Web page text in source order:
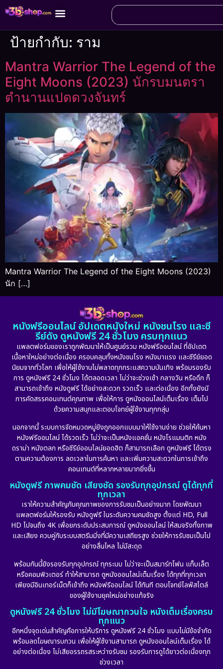
ป้ายกำกับ: ราม
Mantra Warrior The Legend of the
Eight Moons (2023) นักรบมนตรา
ตำนานแปดดวงจันทร์
Mantra Warrior The Legend of the Eight Moons (2023)
นัก […]
หนังฟรีออนไลน์ อัปเดตหนังใหม่ หนังชนโรง และซี
รีย์ดัง ดูหนังฟรี 24 ชั่วโมง ครบทุกแนว
แพลตฟอร์มของเราถูกพัฒนาให้เป็นศูนย์รวม หนังฟรีออนไลน์ ที่อัปเดต
เนื้อหาใหม่อย่างต่อเนื่อง ครอบคลุมทั้งหนังชนโรง หนังมาแรง และซีรีย์ยอด
นิยมจากทั่วโลก เพื่อให้ผู้ใช้งานไม่พลาดทุกกระแสความบันเทิง พร้อมรองรับ
การ ดูหนังฟรี 24 ชั่วโมง ได้ตลอดเวลา ไม่ว่าจะช่วงเช้า กลางวัน หรือดึก ก็
สามารถเข้าถึง หนังดูฟรี ได้อย่างสะดวก รวดเร็ว และต่อเนื่อง อีกทั้งยังมี
การคัดสรรคอนเทนต์คุณภาพ เพื่อให้การ ดูหนังออนไลน์เต็มเรื่อง เต็มไป
ด้วยความสนุกและตอบโจทย์ผู้ใช้งานทุกกลุ่ม
นอกจากนี้ ระบบการจัดหมวดหมู่ยังถูกออกแบบมาให้ใช้งานง่าย ช่วยให้ค้นหา
หนังฟรีออนไลน์ ได้รวดเร็ว ไม่ว่าจะเป็นหนังแอคชั่น หนังโรแมนติก หนัง
ดราม่า หนังตลก หรือซีรีย์ออนไลน์ยอดฮิต ก็สามารถเลือก ดูหนังฟรี ได้ตรง
ตามความต้องการ ลดเวลาในการค้นหา และเพิ่มความสะดวกในการเข้าถึง
คอนเทนต์ที่หลากหลายมากยิ่งขึ้น
หนังดูฟรี ภาพคมชัด เสียงชัด รองรับทุกอุปกรณ์ ดูได้ทุกที่
ทุกเวลา
เราให้ความสำคัญกับคุณภาพของการรับชมเป็นอย่างมาก โดยพัฒนา
แพลตฟอร์มให้รองรับ หนังดูฟรี ในระดับความคมชัดสูง ตั้งแต่ HD, Full
HD ไปจนถึง 4K เพื่อยกระดับประสบการณ์ ดูหนังออนไลน์ ให้สมจริงทั้งภาพ
และเสียง ควบคู่กับระบบสตรีมมิ่งที่มีความเสถียรสูง ช่วยให้การรับชมเป็นไป
อย่างลื่นไหล ไม่มีสะดุด
พร้อมกันนี้ยังรองรับทุกอุปกรณ์ ทุกระบบ ไม่ว่าจะเป็นสมาร์ทโฟน แท็บเล็ต
หรือคอมพิวเตอร์ ทำให้สามารถ ดูหนังออนไลน์เต็มเรื่อง ได้ทุกที่ทุกเวลา
เพียงมีอินเทอร์เน็ตก็เข้าถึง หนังฟรีออนไลน์ ได้ทันที ตอบโจทย์ไลฟ์สไตล์
ของผู้ใช้งานยุคใหม่อย่างแท้จริง
ดูหนังฟรี 24 ชั่วโมง ไม่มีโฆษณากวนใจ หนังเต็มเรื่องครบ
ทุกแนว
อีกหนึ่งจุดเด่นสำคัญคือการให้บริการ ดูหนังฟรี 24 ชั่วโมง แบบไม่มีข้อจำกัด
พร้อมลดโฆษณารบกวน เพื่อให้ผู้ใช้งานสามารถ ดูหนังออนไลน์เต็มเรื่อง ได้
อย่างต่อเนื่อง ไม่เสียอรรถรสระหว่างรับชม รองรับการดูได้ยาวต่อเนื่องทุก
ช่วงเวลา